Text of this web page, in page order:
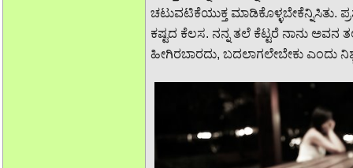
ಚಟುವಟಿಕೆಯುಕ್ತ ಮಾಡಿಕೊಳ್ಳಬೇಕೆನ್ನಿಸಿತು.
ಕಷ್ಟದ ಕೆಲಸ. ನನ್ನ ತಲೆ ಕೆಟ್ಟರೆ ನಾನು ಅವನ
ಹೀಗಿರಬಾರದು, ಬದಲಾಗಲೇಬೇಕು ಎಂದು